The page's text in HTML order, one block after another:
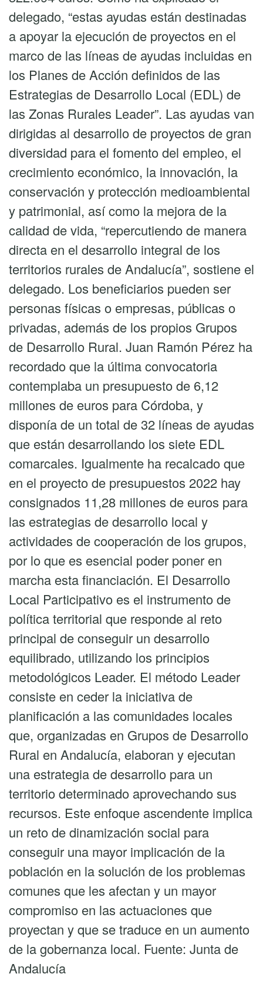
delegado, “estas ayudas están destinadas
a apoyar la ejecución de proyectos en el
marco de las líneas de ayudas incluidas en
los Planes de Acción definidos de las
Estrategias de Desarrollo Local (EDL) de
las Zonas Rurales Leader”. Las ayudas van
dirigidas al desarrollo de proyectos de gran
diversidad para el fomento del empleo, el
crecimiento económico, la innovación, la
conservación y protección medioambiental
y patrimonial, así como la mejora de la
calidad de vida, “repercutiendo de manera
directa en el desarrollo integral de los
territorios rurales de Andalucía”, sostiene el
delegado. Los beneficiarios pueden ser
personas físicas o empresas, públicas o
privadas, además de los propios Grupos
de Desarrollo Rural. Juan Ramón Pérez ha
recordado que la última convocatoria
contemplaba un presupuesto de 6,12
millones de euros para Córdoba, y
disponía de un total de 32 líneas de ayudas
que están desarrollando los siete EDL
comarcales. Igualmente ha recalcado que
en el proyecto de presupuestos 2022 hay
consignados 11,28 millones de euros para
las estrategias de desarrollo local y
actividades de cooperación de los grupos,
por lo que es esencial poder poner en
marcha esta financiación. El Desarrollo
Local Participativo es el instrumento de
política territorial que responde al reto
principal de conseguir un desarrollo
equilibrado, utilizando los principios
metodológicos Leader. El método Leader
consiste en ceder la iniciativa de
planificación a las comunidades locales
que, organizadas en Grupos de Desarrollo
Rural en Andalucía, elaboran y ejecutan
una estrategia de desarrollo para un
territorio determinado aprovechando sus
recursos. Este enfoque ascendente implica
un reto de dinamización social para
conseguir una mayor implicación de la
población en la solución de los problemas
comunes que les afectan y un mayor
compromiso en las actuaciones que
proyectan y que se traduce en un aumento
de la gobernanza local. Fuente: Junta de
Andalucía